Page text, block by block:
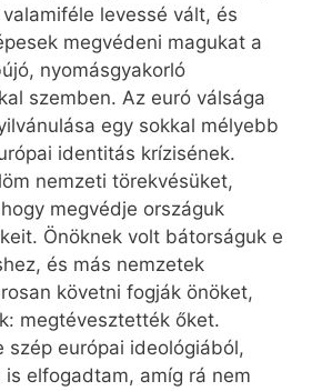
levessé vált, és
megvédeni magukat a
nyomásgyakorló
szemben. Az euró válsága
egy sokkal mélyebb
identitás krízisének.
nemzeti törekvésüket,
megvédje országuk
Önöknek volt bátorságuk e
és más nemzetek
követni fogják önöket,
megtévesztették őket.
szép európai ideológiából,
is elfogadtam, amíg rá nem